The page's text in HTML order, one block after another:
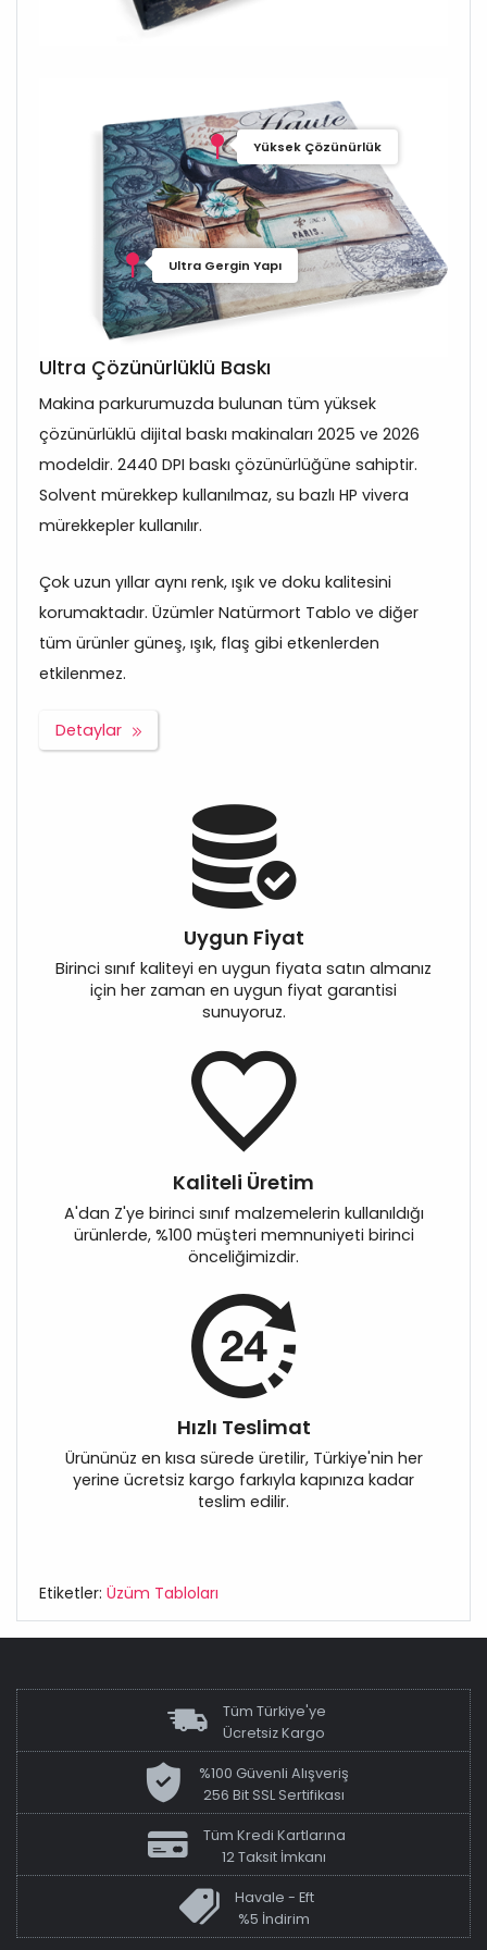
Yüksek Çözünürlük
Ultra Gergin Yapı
Ultra Çözünürlüklü Baskı
Makina parkurumuzda bulunan tüm yüksek
çözünürlüklü dijital baskı makinaları 2025 ve 2026
modeldir. 2440 DPI baskı çözünürlüğüne sahiptir.
Solvent mürekkep kullanılmaz, su bazlı HP vivera
mürekkepler kullanılır.
Çok uzun yıllar aynı renk, ışık ve doku kalitesini
korumaktadır. Üzümler Natürmort Tablo ve diğer
tüm ürünler güneş, ışık, flaş gibi etkenlerden
etkilenmez.
Detaylar
Uygun Fiyat
Birinci sınıf kaliteyi en uygun fiyata satın almanız
için her zaman en uygun fiyat garantisi
sunuyoruz.
Kaliteli Üretim
A'dan Z'ye birinci sınıf malzemelerin kullanıldığı
ürünlerde, %100 müşteri memnuniyeti birinci
önceliğimizdir.
Hızlı Teslimat
Ürününüz en kısa sürede üretilir, Türkiye'nin her
yerine ücretsiz kargo farkıyla kapınıza kadar
teslim edilir.
Etiketler: Üzüm Tabloları
Tüm Türkiye'ye
Ücretsiz Kargo
%100 Güvenli Alışveriş
256 Bit SSL Sertifikası
Tüm Kredi Kartlarına
12 Taksit İmkanı
Havale - Eft
%5 İndirim